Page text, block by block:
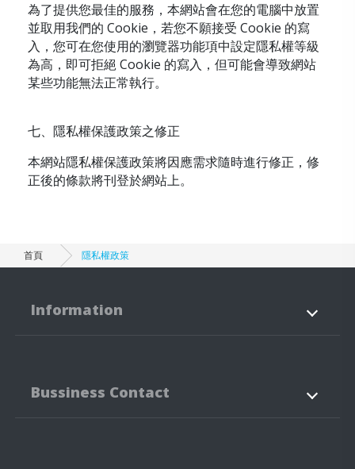
為了提供您最佳的服務，本網站會在您的電腦中放置
並取用我們的 Cookie，若您不願接受 Cookie 的寫
入，您可在您使用的瀏覽器功能項中設定隱私權等級
為高，即可拒絕 Cookie 的寫入，但可能會導致網站
某些功能無法正常執行。
七、隱私權保護政策之修正
本網站隱私權保護政策將因應需求隨時進行修正，修
正後的條款將刊登於網站上。
首頁 隱私權政策
Information
LED的應用
Bussiness Contact